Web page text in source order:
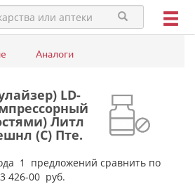
Аналоги
LD-
Литл
(С) Пте.
- Сингапур
1
предложений сравнить по
3 426-00 руб.